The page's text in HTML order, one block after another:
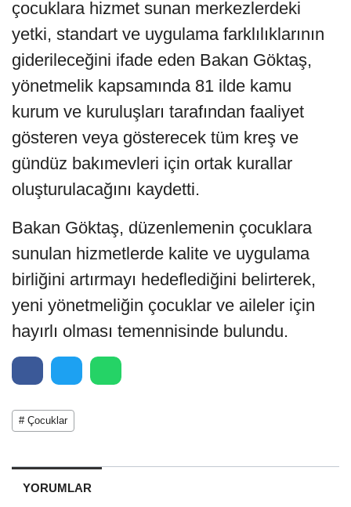
çocuklara hizmet sunan merkezlerdeki
yetki, standart ve uygulama farklılıklarının
giderileceğini ifade eden Bakan Göktaş,
yönetmelik kapsamında 81 ilde kamu
kurum ve kuruluşları tarafından faaliyet
gösteren veya gösterecek tüm kreş ve
gündüz bakımevleri için ortak kurallar
oluşturulacağını kaydetti.
Bakan Göktaş, düzenlemenin çocuklara
sunulan hizmetlerde kalite ve uygulama
birliğini artırmayı hedeflediğini belirterek,
yeni yönetmeliğin çocuklar ve aileler için
hayırlı olması temennisinde bulundu.
# Çocuklar
YORUMLAR